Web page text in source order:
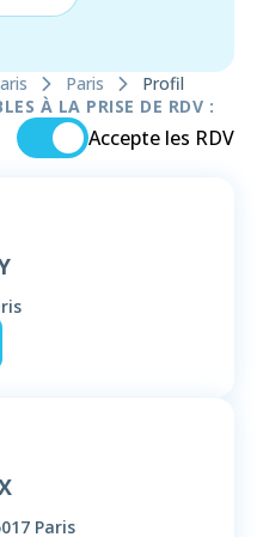
Paris
Profil
À LA PRISE DE RDV :
Accepte les RDV
Paris